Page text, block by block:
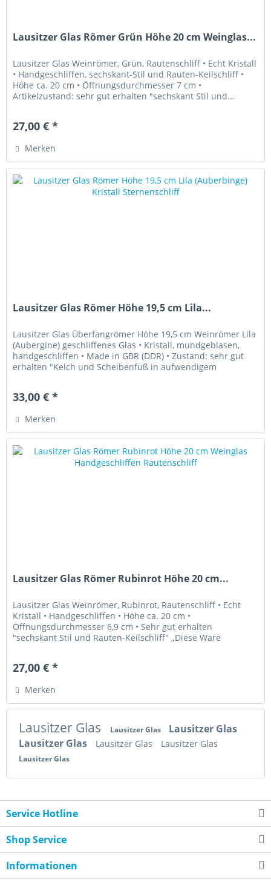
Lausitzer Glas Römer Grün Höhe 20 cm Weinglas...
Lausitzer Glas Weinrömer, Grün, Rautenschliff • Echt Kristall
• Handgeschliffen, sechskant-Stil und Rauten-Keilschliff •
Höhe ca. 20 cm • Öffnungsdurchmesser 7 cm •
Artikelzustand: sehr gut erhalten "sechskant Stil und...
27,00 € *
Merken
Lausitzer Glas Römer Höhe 19,5 cm Lila...
Lausitzer Glas Überfangrömer Höhe 19,5 cm Weinrömer Lila
(Aubergine) geschliffenes Glas • Kristall, mundgeblasen,
handgeschliffen • Made in GBR (DDR) • Zustand: sehr gut
erhalten "Kelch und Scheibenfuß in aufwendigem
33,00 € *
Merken
Lausitzer Glas Römer Rubinrot Höhe 20 cm...
Lausitzer Glas Weinrömer, Rubinrot, Rautenschliff • Echt
Kristall • Handgeschliffen • Höhe ca. 20 cm •
Öffnungsdurchmesser 6,9 cm • Sehr gut erhalten
"sechskant Stil und Rauten-Keilschliff" „Diese Ware
27,00 € *
Merken
Lausitzer Glas Lausitzer Glas
Lausitzer Glas
Lausitzer Glas
Lausitzer Glas Lausitzer Glas
Lausitzer Glas
Service Hotline
Shop Service
Informationen